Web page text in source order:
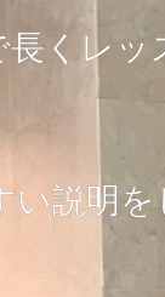
くレッ
説明を